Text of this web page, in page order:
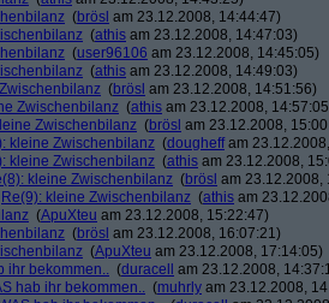
(brösl am 23.12.2008, 14:44:47)
(athis am 23.12.2008, 14:47:03)
(user96106 am 23.12.2008, 14:45:05)
(athis am 23.12.2008, 14:49:03)
(brösl am 23.12.2008, 14:51:56)
Zwischenbilanz (athis am 23.12.2008,
Zwischenbilanz (brösl am 23.12.2008,
kleine Zwischenbilanz (dougheffam
kleine Zwischenbilanz (athis am 23.12.2008,
kleine Zwischenbilanz (brösl am 23.12.2008,
Re(9): kleine Zwischenbilanz (athis am
(ApuXteu am 23.12.2008, 15:22:47)
(brösl am 23.12.2008, 16:07:21)
(ApuXteu am 23.12.2008, 17:14:05)
ihr bekommen.. (duracell
am 23.12.2008,
hab ihr bekommen.. (muhrly am 23.12.2008,